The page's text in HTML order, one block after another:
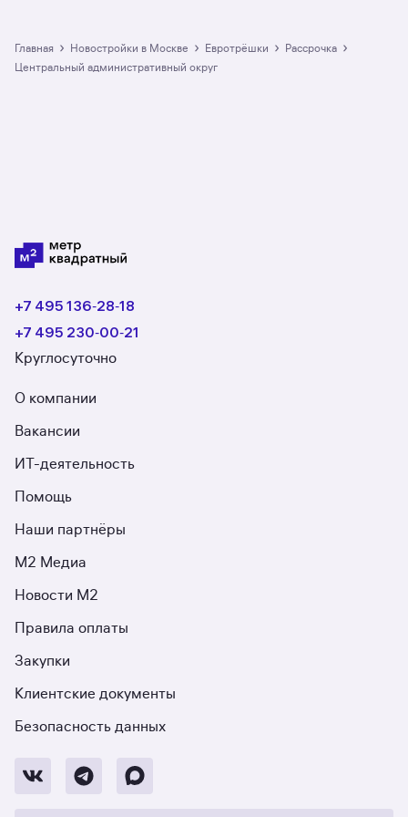
в Центральном административном округе:
в разделе размещено 9 ЖК. Гарантия сделки:
Главная › Новостройки в Москве › евротрёшки › рассрочка ›
Центральный административный округ
+7 495 136‑28‑18
+7 495 230‑00‑21
Круглосуточно
О компании
Вакансии
ИТ-деятельность
Помощь
Наши партнёры
М2 Медиа
Новости М2
Правила оплаты
Закупки
Клиентские документы
Безопасность данных